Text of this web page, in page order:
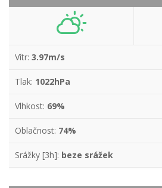
Vítr: 3.97m/s
Tlak: 1022hPa
Vlhkost: 69%
Oblačnost: 74%
Srážky [3h]: beze srážek